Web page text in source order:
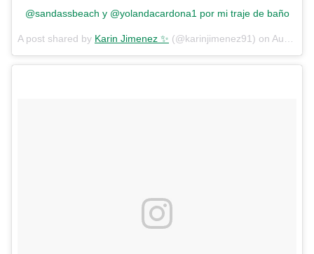
@sandassbeach y @yolandacardona1 por mi traje de baño
A post shared by Karin Jimenez ✨ (@karinjimenez91) on Aug 28, 2018 at 11:16am PDT